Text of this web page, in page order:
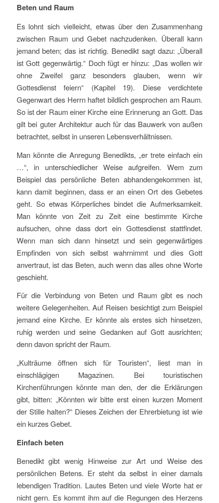
Beten und Raum
Es lohnt sich vielleicht, etwas über den Zusammenhang
zwischen Raum und Gebet nachzudenken. Überall kann
jemand beten; das ist richtig. Benedikt sagt dazu: „Überall
ist Gott gegenwärtig.“ Doch fügt er hinzu: „Das wollen wir
ohne Zweifel ganz besonders glauben, wenn wir
Gottesdienst feiern“ (Kapitel 19). Diese verdichtete
Gegenwart des Herrn haftet bildlich gesprochen am Raum.
So ist der Raum einer Kirche eine Erinnerung an Gott. Das
gilt bei guter Architektur auch für das Bauwerk von außen
betrachtet, selbst in unseren Lebensverhältnissen.
Man könnte die Anregung Benedikts, „er trete einfach ein
…“, in unterschiedlicher Weise aufgreifen. Wem zum
Beispiel das persönliche Beten abhandengekommen ist,
kann damit beginnen, dass er an einen Ort des Gebetes
geht. So etwas Körperliches bindet die Aufmerksamkeit.
Man könnte von Zeit zu Zeit eine bestimmte Kirche
aufsuchen, ohne dass dort ein Gottesdienst stattfindet.
Wenn man sich dann hinsetzt und sein gegenwärtiges
Empfinden von sich selbst wahrnimmt und dies Gott
anvertraut, ist das Beten, auch wenn das alles ohne Worte
geschieht.
Für die Verbindung von Beten und Raum gibt es noch
weitere Gelegenheiten. Auf Reisen besichtigt zum Beispiel
jemand eine Kirche. Er könnte als erstes sich hinsetzen,
ruhig werden und seine Gedanken auf Gott ausrichten;
denn davon spricht der Raum.
„Kulträume öffnen sich für Touristen“, liest man in
einschlägigen Magazinen. Bei touristischen
Kirchenführungen könnte man den, der die Erklärungen
gibt, bitten: „Könnten wir bitte erst einen kurzen Moment
der Stille halten?“ Dieses Zeichen der Ehrerbietung ist wie
ein kurzes Gebet.
Einfach beten
Benedikt gibt wenig Hinweise zur Art und Weise des
persönlichen Betens. Er steht da selbst in einer damals
lebendigen Tradition. Lautes Beten und viele Worte hat er
nicht gern. Es kommt ihm auf die Regungen des Herzens